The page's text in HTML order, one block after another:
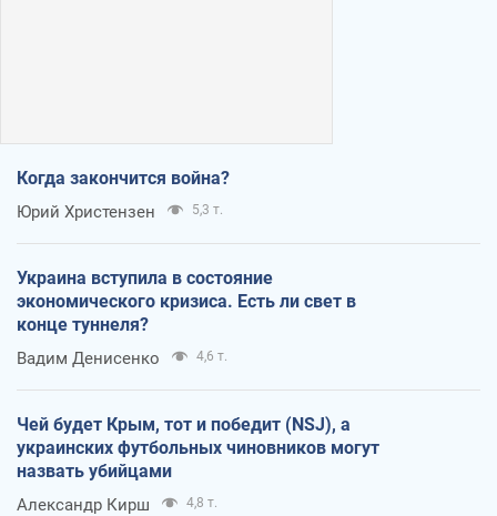
Когда закончится война?
Юрий Христензен 5,3 т.
Украина вступила в состояние
экономического кризиса. Есть ли свет в
конце туннеля?
Вадим Денисенко 4,6 т.
Чей будет Крым, тот и победит (NSJ), а
украинских футбольных чиновников могут
назвать убийцами
Александр Кирш 4,8 т.